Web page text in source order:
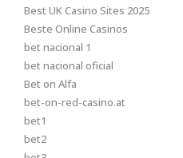
Best UK Casino Sites 2025
Beste Online Casinos
bet nacional 1
bet nacional oficial
Bet on Alfa
bet-on-red-casino.at
bet1
bet2